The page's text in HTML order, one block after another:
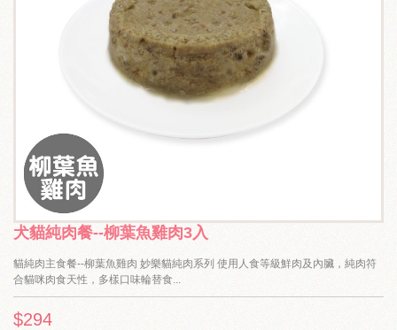
犬貓純肉餐--柳葉魚雞肉3入
貓純肉主食餐--柳葉魚雞肉 妙樂貓純肉系列 使用人食等級鮮肉及內臟，純肉符
合貓咪肉食天性，多樣口味輪替食...
$294